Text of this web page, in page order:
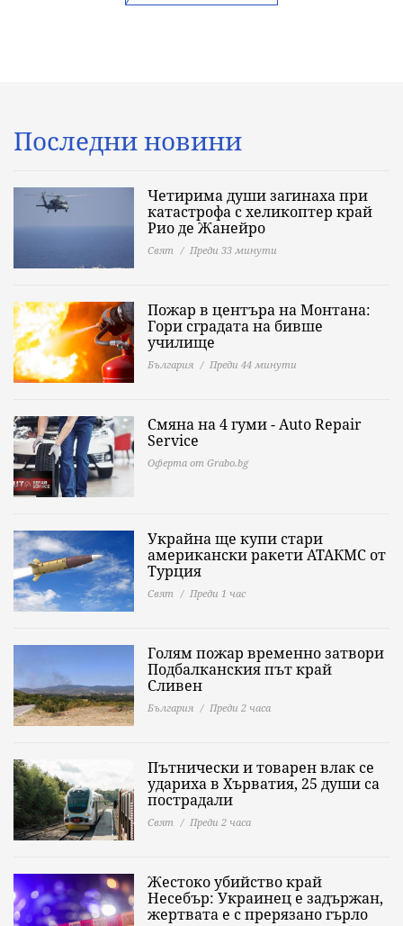
Последни новини
Четирима души загинаха при
катастрофа с хеликоптер край
Рио де Жанейро
Свят Преди 33 минути
Пожар в центъра на Монтана:
Гори сградата на бивше
училище
България Преди 44 минути
Смяна на 4 гуми - Auto Repair
Service
Оферта от Grabo.bg
Украйна ще купи стари
американски ракети АТАКМС от
Турция
Свят Преди 1 час
Голям пожар временно затвори
Подбалканския път край
Сливен
България Преди 2 часа
Пътнически и товарен влак се
удариха в Хърватия, 25 души са
пострадали
Свят Преди 2 часа
Жестоко убийство край
Несебър: Украинец е задържан,
жертвата е с прерязано гърло